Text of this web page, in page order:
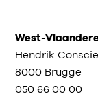
West-
Hendrik
8000 Brugge
050 66 00 00